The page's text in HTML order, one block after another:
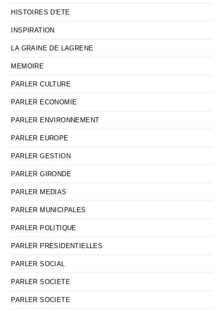
HISTOIRES D'ETE
INSPIRATION
LA GRAINE DE LAGRENE
MEMOIRE
PARLER CULTURE
PARLER ECONOMIE
PARLER ENVIRONNEMENT
PARLER EUROPE
PARLER GESTION
PARLER GIRONDE
PARLER MEDIAS
PARLER MUNICIPALES
PARLER POLITIQUE
PARLER PRESIDENTIELLES
PARLER SOCIAL
PARLER SOCIETE
PARLER SOCIETE